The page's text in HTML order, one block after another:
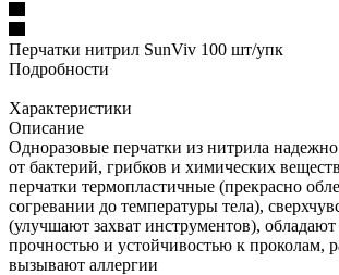
Перчатки нитрил SunViv 100 шт/упк
Подробности
Характеристики
Описание
Одноразовые перчатки из нитрила
от бактерий, грибков и химических
перчатки термопластичные (прекрасно
согревании до температуры тела),
(улучшают захват инструментов),
прочностью и устойчивостью к проколам,
вызывают аллергии